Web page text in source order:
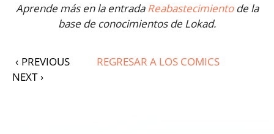
Aprende más en la entradaReabastecimientode la
base de conocimientos de Lokad.
‹ PREVIOUS
REGRESAR A LOS COMICS
NEXT ›